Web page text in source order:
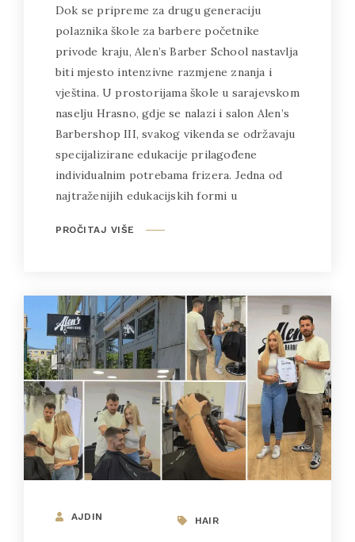
Dok se pripreme za drugu generaciju
polaznika škole za barbere početnike
privode kraju, Alen’s Barber School nastavlja
biti mjesto intenzivne razmjene znanja i
vještina. U prostorijama škole u sarajevskom
naselju Hrasno, gdje se nalazi i salon Alen’s
Barbershop III, svakog vikenda se održavaju
specijalizirane edukacije prilagođene
individualnim potrebama frizera. Jedna od
najtraženijih edukacijskih formi u
PROČITAJ VIŠE
AJDIN HAIR